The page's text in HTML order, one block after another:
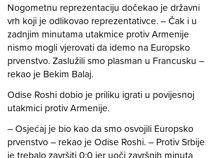
Nogometnu reprezentaciju dočekao je državni
vrh koji je odlikovao reprezentativce. – Čak i u
zadnjim minutama utakmice protiv Armenije
nismo mogli vjerovati da idemo na Europsko
prvenstvo. Zaslužili smo plasman u Francusku –
rekao je Bekim Balaj.
Odise Roshi dobio je priliku igrati u povijesnoj
utakmici protiv Armenije.
– Osjećaj je bio kao da smo osvojili Europsko
prvenstvo – rekao je Odise Roshi. – Protiv Srbije
je trebalo završiti 0:0 jer uoči završnih minuta